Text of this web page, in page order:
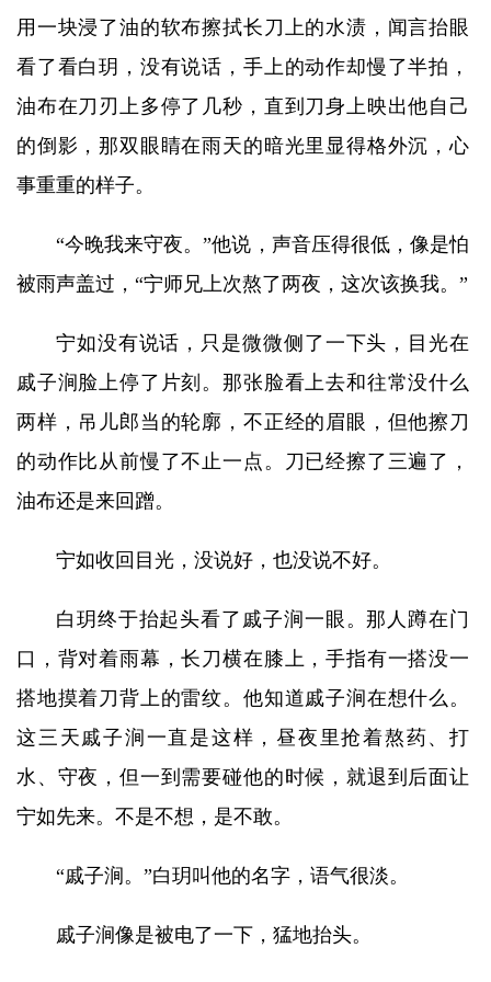
用一块浸了油的软布擦拭长刀上的水渍，闻言抬眼
看了看白玥，没有说话，手上的动作却慢了半拍，
油布在刀刃上多停了几秒，直到刀身上映出他自己
的倒影，那双眼睛在雨天的暗光里显得格外沉，心
事重重的样子。
“今晚我来守夜。”他说，声音压得很低，像是怕
被雨声盖过，“宁师兄上次熬了两夜，这次该换我。”
宁如没有说话，只是微微侧了一下头，目光在
戚子涧脸上停了片刻。那张脸看上去和往常没什么
两样，吊儿郎当的轮廓，不正经的眉眼，但他擦刀
的动作比从前慢了不止一点。刀已经擦了三遍了，
油布还是来回蹭。
宁如收回目光，没说好，也没说不好。
白玥终于抬起头看了戚子涧一眼。那人蹲在门
口，背对着雨幕，长刀横在膝上，手指有一搭没一
搭地摸着刀背上的雷纹。他知道戚子涧在想什么。
这三天戚子涧一直是这样，昼夜里抢着熬药、打
水、守夜，但一到需要碰他的时候，就退到后面让
宁如先来。不是不想，是不敢。
“戚子涧。”白玥叫他的名字，语气很淡。
戚子涧像是被电了一下，猛地抬头。